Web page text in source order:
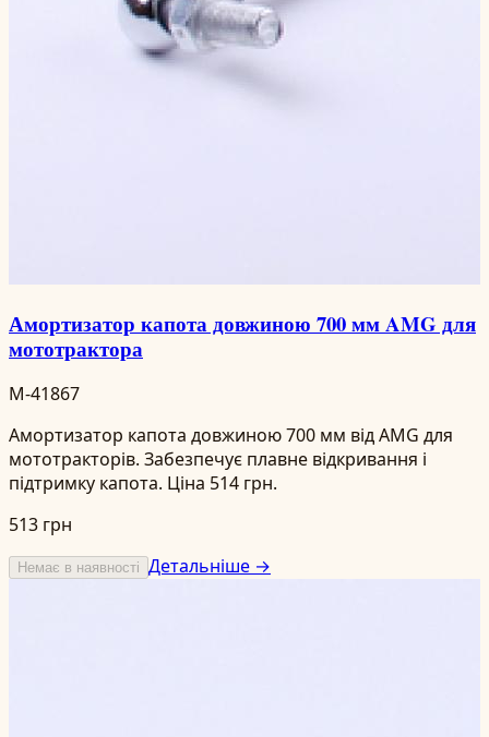
Амортизатор капота довжиною 700 мм AMG для
мототрактора
M-41867
Амортизатор капота довжиною 700 мм від AMG для
мототракторів. Забезпечує плавне відкривання і
підтримку капота. Ціна 514 грн.
513 грн
Немає в наявності Детальніше →